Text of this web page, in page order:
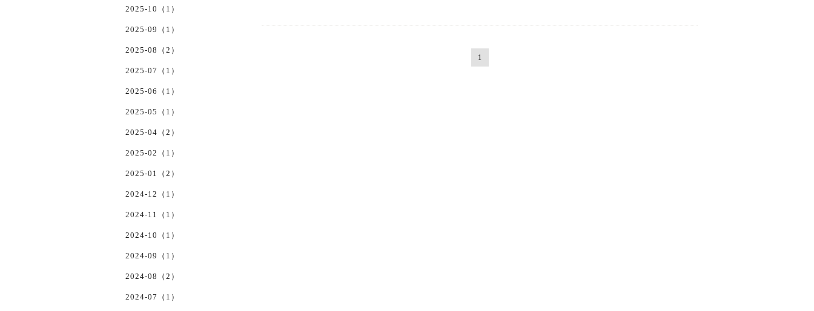
1
2025-10（1）
2025-09（1）
2025-08（2）
2025-07（1）
2025-06（1）
2025-05（1）
2025-04（2）
2025-02（1）
2025-01（2）
2024-12（1）
2024-11（1）
2024-10（1）
2024-09（1）
2024-08（2）
2024-07（1）